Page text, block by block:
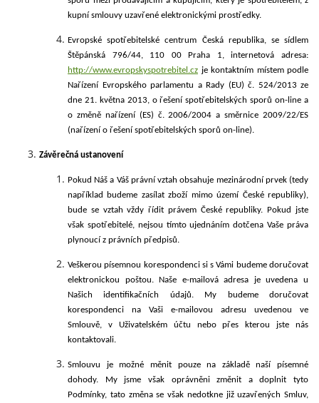
kupní smlouvy uzavřené elektronickými prostředky.
Evropské spotřebitelské centrum Česká republika, se sídlem
Štěpánská 796/44, 110 00 Praha 1, internetová adresa:
http://www.evropskyspotrebitel.cz je kontaktním místem podle
Nařízení Evropského parlamentu a Rady (EU) č. 524/2013 ze
dne 21. května 2013, o řešení spotřebitelských sporů on-line a
o změně nařízení (ES) č. 2006/2004 a směrnice 2009/22/ES
(nařízení o řešení spotřebitelských sporů on-line).
Závěrečná ustanovení
Pokud Náš a Váš právní vztah obsahuje mezinárodní prvek (tedy
například budeme zasílat zboží mimo území České republiky),
bude se vztah vždy řídit právem České republiky. Pokud jste
však spotřebitelé, nejsou tímto ujednáním dotčena Vaše práva
plynoucí z právních předpisů.
Veškerou písemnou korespondenci si s Vámi budeme doručovat
elektronickou poštou. Naše e-mailová adresa je uvedena u
Našich identifikačních údajů. My budeme doručovat
korespondenci na Vaši e-mailovou adresu uvedenou ve
Smlouvě, v Uživatelském účtu nebo přes kterou jste nás
kontaktovali.
Smlouvu jemožné měnit pouze na základě naší písemné
dohody. My jsme však oprávněni změnit a doplnit tyto
Podmínky, tato změna se však nedotkne již uzavřených Smluv,